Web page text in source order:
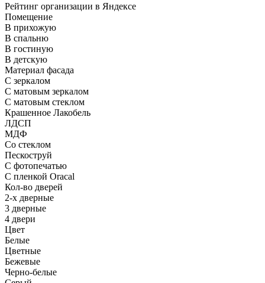
Рейтинг организации в Яндексе
Помещение
В прихожую
В спальню
В гостиную
В детскую
Материал фасада
С зеркалом
С матовым зеркалом
С матовым стеклом
Крашенное Лакобель
ЛДСП
МДФ
Со стеклом
Пескоструй
С фотопечатью
С пленкой Oracal
Кол-во дверей
2-х дверные
3 дверные
4 двери
Цвет
Белые
Цветные
Бежевые
Черно-белые